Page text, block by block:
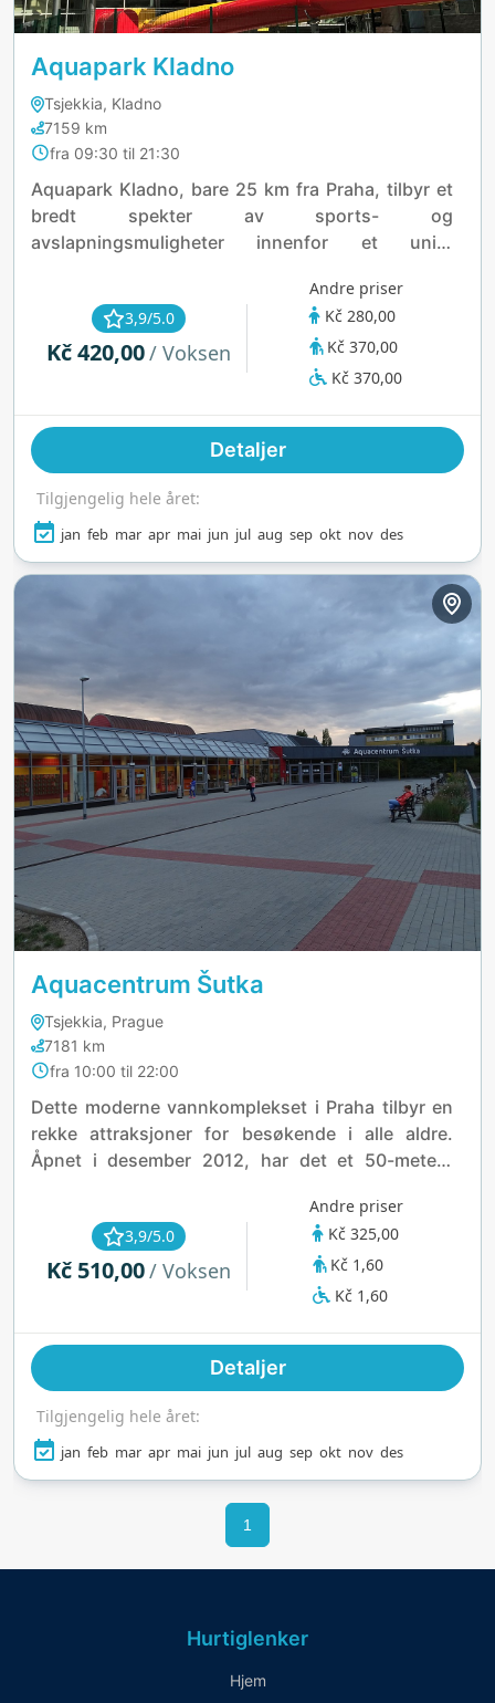
Aquapark Kladno
Tsjekkia, Kladno
7159 km
fra 09:30 til 21:30
Aquapark Kladno, bare 25 km fra Praha, tilbyr et
bredt spekter av sports- og
avslapningsmuligheter innenfor et unikt
friidrettsstadion, trampolinepark,
sommerbasseng, idrettshall og utendørs
lekeplasser, alle i nærheten av Lapák skogpark.
Vannskliene, oppgradert med lys effekter og en
3,9/5.0
Kč 420,00/ Voksen
Andre priser
Kč 280,00
Kč 370,00
Kč 370,00
Detaljer
Tilgjengelig hele året:
jan feb mar apr mai jun jul aug sep okt nov des
Aquacentrum Šutka
Tsjekkia, Prague
7181 km
fra 10:00 til 22:00
Dette moderne vannkomplekset i Praha tilbyr en
rekke attraksjoner for besøkende i alle aldre.
Åpnet i desember 2012, har det et 50-meters
vannsklier, et avslapningsbasseng og et
barnebasseng med sprutefunksjon. Anlegget
inkluderer også et eget læringsbasseng for barn,
samt to finske badstuer og dampbad for
med hele senteret fullt tilrettelagt uten barrierer,
noe som sikrer en imøtekommende opplevelse for
velvære, gir dette vannkomplekset et ideelt miljø
for å slappe av og nyte vannaktiviteter.
3,9/5.0
Kč 510,00/ Voksen
Andre priser
Kč 325,00
Kč 1,60
Kč 1,60
Detaljer
Tilgjengelig hele året:
jan feb mar apr mai jun jul aug sep okt nov des
1
Hurtiglenker
Hjem